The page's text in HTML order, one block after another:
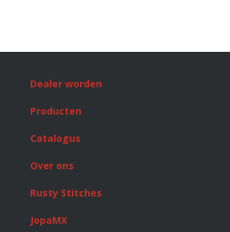
Dealer worden
Producten
Catalogus
Over ons
Rusty Stitches
JopaMX